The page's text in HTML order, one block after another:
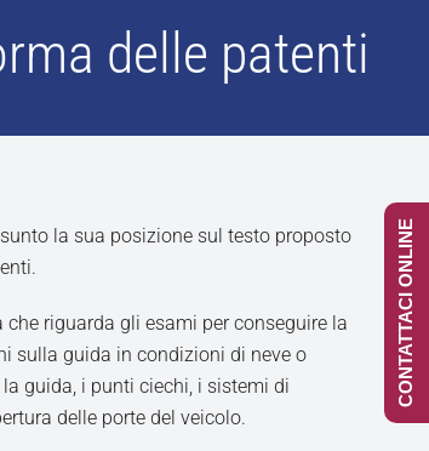
delle patenti
la sua posizione sul testo proposto
riguarda gli esami per conseguire la
sulla guida in condizioni di neve o
guida, i punti ciechi, i sistemi di
delle porte del veicolo.
CONTATTACI ONLINE